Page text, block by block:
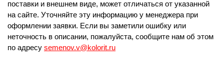
поставки и внешнем виде, может отличаться от указанной
на сайте. Уточняйте эту информацию у менеджера при
оформлении заявки. Если вы заметили ошибку или
неточность в описании, пожалуйста, сообщите нам об этом
по адресу semenov.v@kolorit.ru